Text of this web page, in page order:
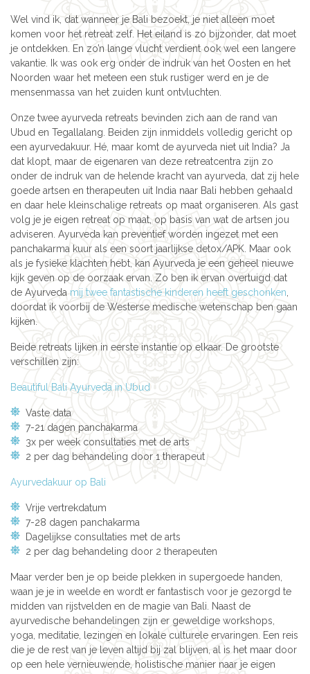
Wel vind ik, dat wanneer je Bali bezoekt, je niet alleen moet
komen voor het retreat zelf. Het eiland is zo bijzonder, dat moet
je ontdekken. En zo’n lange vlucht verdient ook wel een langere
vakantie. Ik was ook erg onder de indruk van het Oosten en het
Noorden waar het meteen een stuk rustiger werd en je de
mensenmassa van het zuiden kunt ontvluchten.
Onze twee ayurveda retreats bevinden zich aan de rand van
Ubud en Tegallalang. Beiden zijn inmiddels volledig gericht op
een ayurvedakuur. Hé, maar komt de ayurveda niet uit India? Ja
dat klopt, maar de eigenaren van deze retreatcentra zijn zo
onder de indruk van de helende kracht van ayurveda, dat zij hele
goede artsen en therapeuten uit India naar Bali hebben gehaald
en daar hele kleinschalige retreats op maat organiseren. Als gast
volg je je eigen retreat op maat, op basis van wat de artsen jou
adviseren. Ayurveda kan preventief worden ingezet met een
panchakarma kuur als een soort jaarlijkse detox/APK. Maar ook
als je fysieke klachten hebt, kan Ayurveda je een geheel nieuwe
kijk geven op de oorzaak ervan. Zo ben ik ervan overtuigd dat
de Ayurveda mij twee fantastische kinderen heeft geschonken
doordat ik voorbij de Westerse medische wetenschap ben gaan
kijken.
Beide retreats lijken in eerste instantie op elkaar. De grootste
verschillen zijn:
Beautiful Bali Ayurveda in Ubud
Vaste data
7-21 dagen panchakarma
3x per week consultaties met de arts
2 per dag behandeling door 1 therapeut
Ayurvedakuur op Bali
Vrije vertrekdatum
7-28 dagen panchakarma
Dagelijkse consultaties met de arts
2 per dag behandeling door 2 therapeuten
Maar verder ben je op beide plekken in supergoede handen,
waan je je in weelde en wordt er fantastisch voor je gezorgd te
midden van rijstvelden en de magie van Bali. Naast de
ayurvedische behandelingen zijn er geweldige workshops,
yoga, meditatie, lezingen en lokale culturele ervaringen. Een reis
die je de rest van je leven altijd bij zal blijven, al is het maar door
op een hele vernieuwende, holistische manier naar je eigen